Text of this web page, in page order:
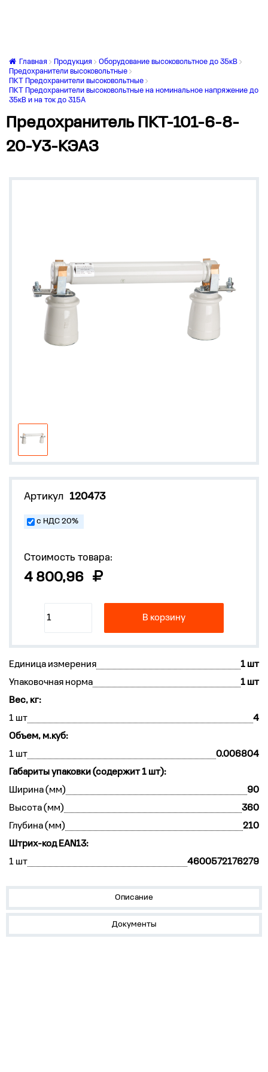
Главная Продукция
Оборудование высоковольтное до 35кВ
Предохранители высоковольтные
ПКТ Предохранители высоковольтные
ПКТ Предохранители высоковольтные на номинальное напряжение до
35кВ и на ток до 315А
Предохранитель ПКТ-101-6-8-
20-У3-КЭАЗ
Артикул 120473
с НДС 20%
Стоимость товара:
4 800,96
В корзину
Единица измерения
1 шт
Упаковочная норма
1 шт
Вес, кг:
1 шт
4
Объем, м.куб:
1 шт
0.006804
Габариты упаковки (содержит 1 шт):
Ширина (мм)
90
Высота (мм)
360
Глубина (мм)
210
Штрих-код EAN13:
1 шт
4600572176279
Описание
Документы